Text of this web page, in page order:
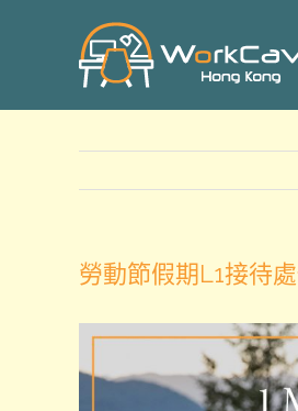
勞動節假期L1接待